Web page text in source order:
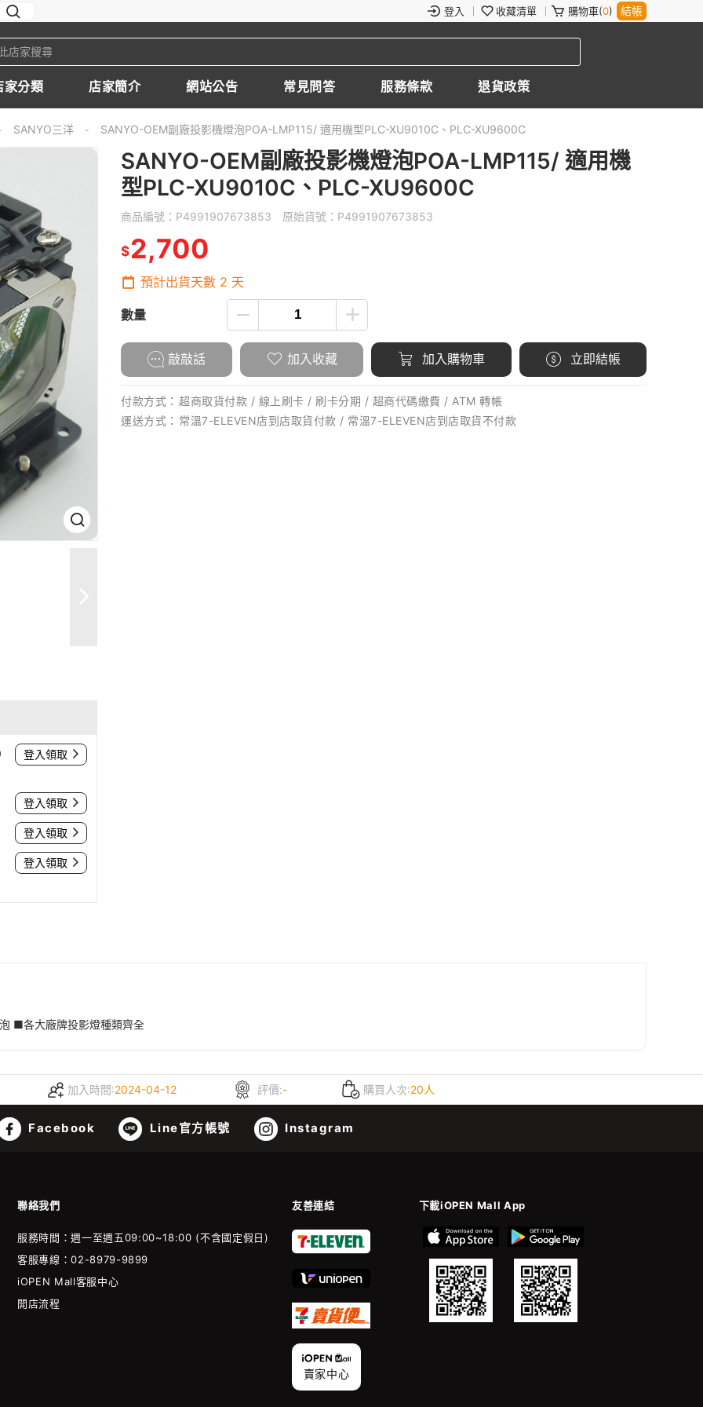
登入 收藏清單 購物車(0) 結帳
家分類 店家簡介 網站公告 常見問答 服務條款 退貨政策
SANYO三洋 - SANYO-OEM副廠投影機燈泡POA-LMP115/ 適用機型PLC-XU9010C、PLC-XU9600C
登入領取
登入領取
登入領取
登入領取
SANYO-OEM副廠投影機燈泡POA-LMP115/ 適用機
型PLC-XU9010C、PLC-XU9600C
商品編號： P4991907673853 原始貨號： P4991907673853
$2,700
預計出貨天數 2 天
數量
敲敲話 加入收藏 加入購物車 立即結帳
付款方式： 超商取貨付款 / 線上刷卡 / 刷卡分期 / 超商代碼繳費 / ATM 轉帳
運送方式： 常溫7-ELEVEN店到店取貨付款 / 常溫7-ELEVEN店到店取貨不付款
■各大廠牌投影燈種類齊全
加入時間:2024-04-12 評價:- 購買人次:20人
Facebook Line官方帳號 Instagram
聯絡我們 友善連結 下載iOPEN Mall App
服務時間：週一至週五09:00~18:00 (不含國定假日)
客服專線：02-8979-9899
iOPEN Mall客服中心
開店流程
賣家中心